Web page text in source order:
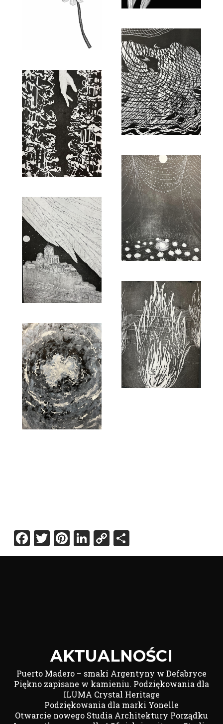
Facebook
Twitter
Pinterest
LinkedIn
Copy
Link
Share
AKTUALNOŚCI
Puerto Madero – smaki Argentyny w Defabryce
Piękno zapisane w kamieniu. Podziękowania dla
ILUMA Crystal Heritage
Podziękowania dla marki Yonelle
Otwarcie nowego Studia Architektury Porządku